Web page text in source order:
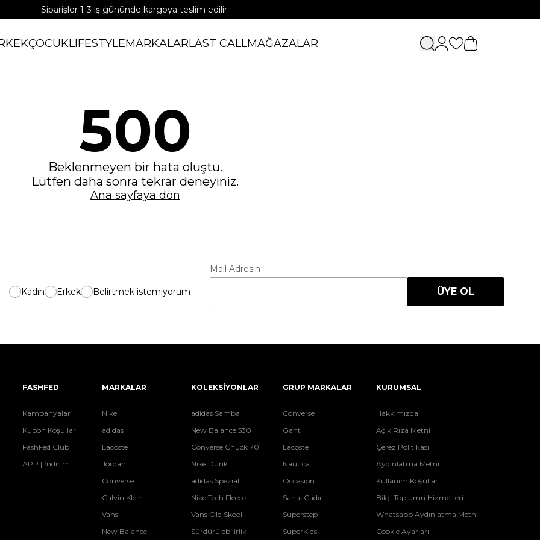
Siparişler 1-3 iş gününde kargoya teslim edilir.
APP'e özel %15 indirim kodu: APP15
ÇOCUKLIFESTYLEMARKALARLAST CALLMAĞAZALAR
500
Beklenmeyen bir hata oluştu.
Lütfen daha sonra tekrar deneyiniz.
Ana sayfaya dön
Kadın Erkek Belirtmek istemiyorum
Mail Adresin
ÜYE OL
FASHFED
Kampanyalar
Kupon Koşulları
FashFed Club
APP | İndirim
MARKALAR
Nike
adidas
Lacoste
Jordan
Converse
Calvin Klein
Vans
New Balance
KOLEKSİYONLAR
adidas Samba
New Balance 530
Converse Chuck 70
Nike Dunk
adidas Spezial
Nike Tech Fleece
Vans Old Skool
Sürdürülebilirlik
GRUP MARKALAR
Converse
Gant
Lacoste
Nautica
Occasion
Sanal Çadır
Superstep
SuperKids
KURUMSAL
Hakkımızda
Açık Rıza Metni
Çerez Politikası
Aydınlatma Metni
Kullanım Koşulları
Bilgi Toplumu Hizmetleri
Whatsapp Aydınlatma Metni
Cookie Ayarları